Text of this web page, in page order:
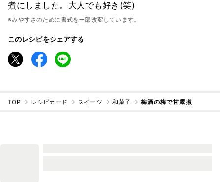
煮にしました。大人でも好き(笑)
※みやすさのために書式を一部改変しています。
このレシピをシェアする
TOP レシピカード スイーツ 和菓子 梅酒の梅で甘露煮